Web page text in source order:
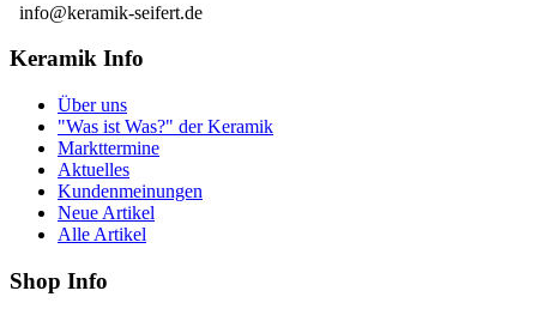
info@keramik-seifert.de
Keramik Info
Über uns
"Was ist Was?" der Keramik
Markttermine
Aktuelles
Kundenmeinungen
Neue Artikel
Alle Artikel
Shop Info